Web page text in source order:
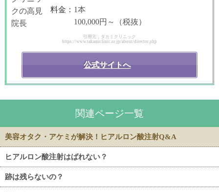
料金： 1本
100,000円～（税抜）
引用元：タカミクリニック
https://www.takamiclinic.or.jp/about/director.php
公式サイトへ
関連ページ一覧
美容オタク・アケミが解決！ヒアルロン酸注射Q&A
ヒアルロン酸注射はばれない？
跡は残らないの？